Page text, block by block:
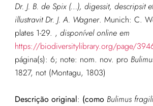
Dr. J. B. de Spix (…), digessit, descripsit
illustravit Dr. J. A. Wagner. Munich: C.
plates 1-29. , disponível online em
https://biodiversitylibrary.org/page/
página(s): 6; note: nom. nov. pro
1827, not (Montagu, 1803)
Descrição original: (como Bulimus